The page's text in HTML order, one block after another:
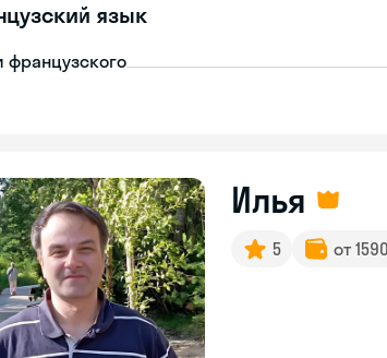
язык
французского
Илья
5 от